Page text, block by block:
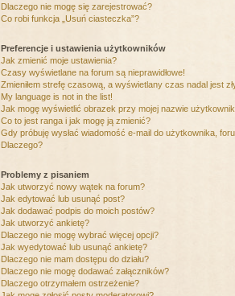
Dlaczego nie mogę się zarejestrować?
Co robi funkcja „Usuń ciasteczka”?
Preferencje i ustawienia użytkowników
Jak zmienić moje ustawienia?
Czasy wyświetlane na forum są nieprawidłowe!
Zmieniłem strefę czasową, a wyświetlany czas nadal jest
My language is not in the list!
Jak mogę wyświetlić obrazek przy mojej nazwie
Co to jest ranga i jak mogę ją zmienić?
Gdy próbuję wysłać wiadomość e-mail do użytkownika,
Dlaczego?
Problemy z pisaniem
Jak utworzyć nowy wątek na forum?
Jak edytować lub usunąć post?
Jak dodawać podpis do moich postów?
Jak utworzyć ankietę?
Dlaczego nie mogę wybrać więcej opcji?
Jak wyedytować lub usunąć ankietę?
Dlaczego nie mam dostępu do działu?
Dlaczego nie mogę dodawać załączników?
Dlaczego otrzymałem ostrzeżenie?